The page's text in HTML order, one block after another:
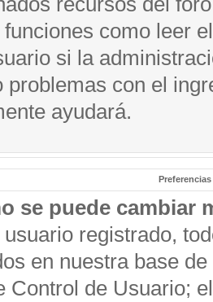
como leer
si la
problemas con el
ayudará.
se puede cambiar
registrado,
en nuestra base
Control de Usuario;